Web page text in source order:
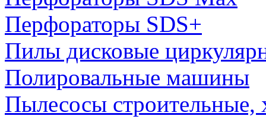
Перфораторы SDS+
Пилы дисковые
Полировальные машины
Пылесосы строительные,